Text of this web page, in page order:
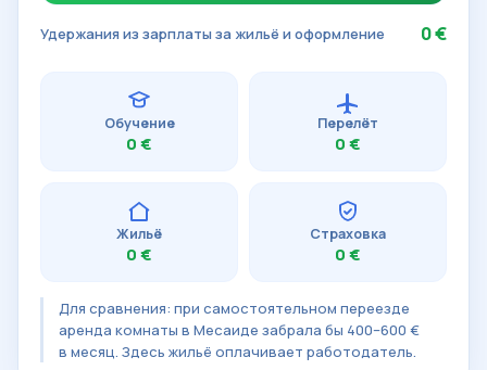
Удержания из зарплаты за жильё и оформление 0 €
Обучение
0 €
Перелёт
0 €
Жильё
0 €
Страховка
0 €
Для сравнения: при самостоятельном переезде
аренда комнаты в Месаиде забрала бы 400–600 €
в месяц. Здесь жильё оплачивает работодатель.